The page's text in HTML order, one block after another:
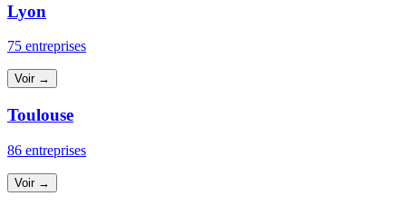
Lyon
75 entreprises
Voir →
Toulouse
86 entreprises
Voir →